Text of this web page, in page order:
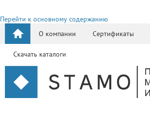
Перейти к основному содержанию
О компании
Сертификаты
Скачать каталоги